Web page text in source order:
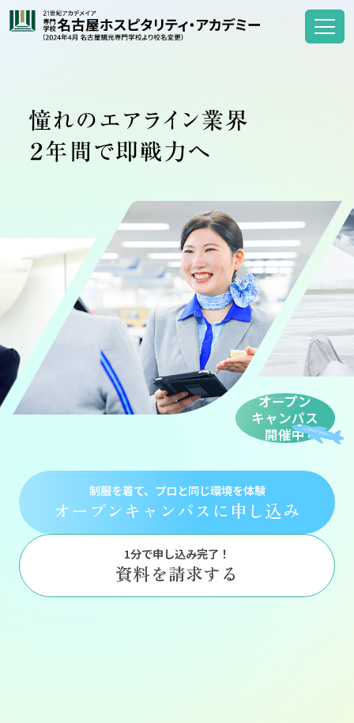
メニ
オープンキャンパスに申し込み
1分で申し込み完了！
LINE個別相談 0120-7575-78
年中無休 9:00〜18:00
進路選びのヒント
就職に強い3つの理由
英語力アップ プログラム
コース・目指せる職種
実習設備・施設
オープンキャンパスのご案内
オープン
キャンパス
開催中
制服を着て、プロと同じ環境を体験
オープンキャンパスに申し込み
1分で申し込み完了！
資料を請求する